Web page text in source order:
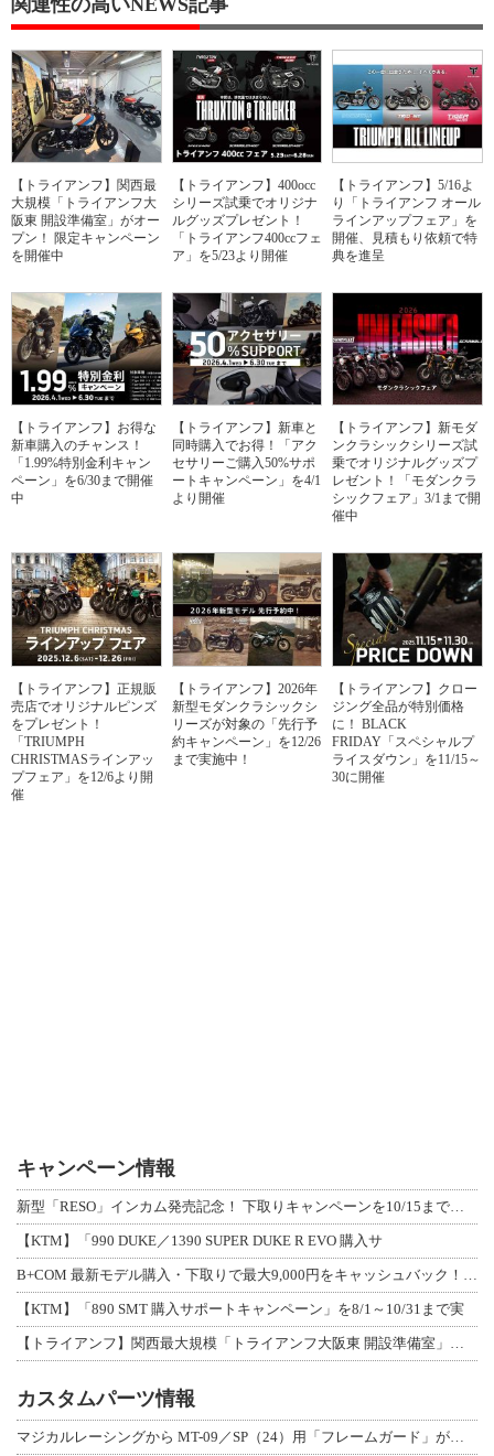
関連性の高いNEWS記事
【トライアンフ】関西最
大規模「トライアンフ大
阪東 開設準備室」がオー
プン！ 限定キャンペーン
を開催中
【トライアンフ】400occ
シリーズ試乗でオリジナ
ルグッズプレゼント！
「トライアンフ400ccフェ
ア」を5/23より開催
【トライアンフ】5/16よ
り「トライアンフ オール
ラインアップフェア」を
開催、見積もり依頼で特
典を進呈
【トライアンフ】お得な
新車購入のチャンス！
「1.99%特別金利キャン
ペーン」を6/30まで開催
中
【トライアンフ】新車と
同時購入でお得！「アク
セサリーご購入50%サポ
ートキャンペーン」を4/1
より開催
【トライアンフ】新モダ
ンクラシックシリーズ試
乗でオリジナルグッズプ
レゼント！「モダンクラ
シックフェア」3/1まで開
催中
【トライアンフ】正規販
売店でオリジナルピンズ
をプレゼント！
「TRIUMPH
CHRISTMASラインアッ
プフェア」を12/6より開
催
【トライアンフ】2026年
新型モダンクラシックシ
リーズが対象の「先行予
約キャンペーン」を12/26
まで実施中！
【トライアンフ】クロー
ジング全品が特別価格
に！ BLACK
FRIDAY「スペシャルプ
ライスダウン」を11/15～
30に開催
キャンペーン情報
【KTM】「990 DUKE／1390 SUPER DUKE R EVO 購入サ
【KTM】「890 SMT 購入サポートキャンペーン」を8/1～10/31まで実
カスタムパーツ情報